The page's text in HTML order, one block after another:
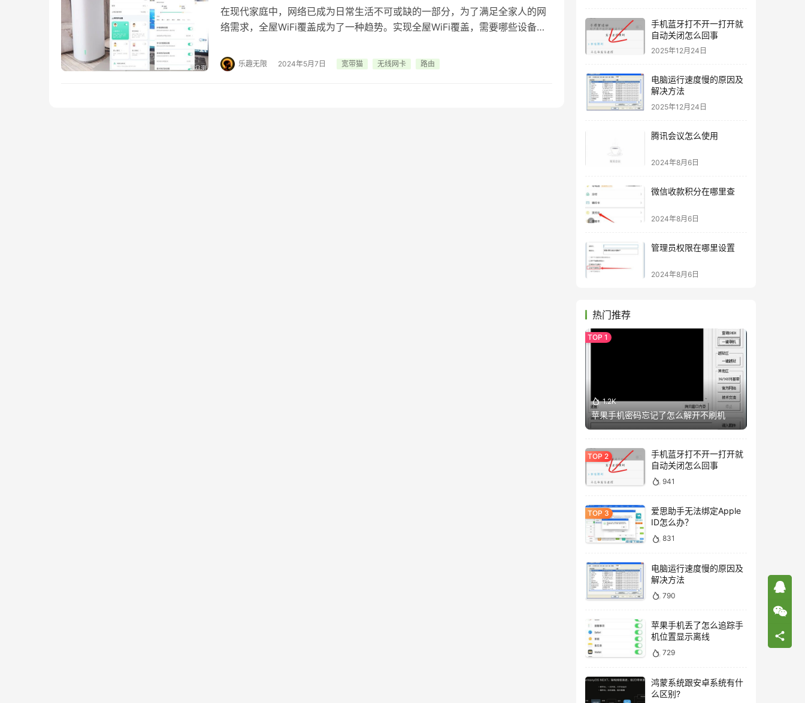
在现代家庭中，网络已成为日常生活不可或缺的一部分，为了满足全家人的网
络需求，全屋WiFi覆盖成为了一种趋势。实现全屋WiFi覆盖，需要哪些设备
乐趣无限 2024年5月7日 宽带猫 无线网卡 路由
手机蓝牙打不开一打开就
自动关闭怎么回事
2025年12月24日
电脑运行速度慢的原因及
解决方法
2025年12月24日
腾讯会议怎么使用
2024年8月6日
微信收款积分在哪里查
2024年8月6日
管理员权限在哪里设置
2024年8月6日
热门推荐
1.2K
苹果手机密码忘记了怎么解开不刷机
手机蓝牙打不开一打开就
自动关闭怎么回事
941
爱思助手无法绑定Apple
ID怎么办？
831
电脑运行速度慢的原因及
解决方法
790
苹果手机丢了怎么追踪手
机位置显示离线
729
鸿蒙系统跟安卓系统有什
么区别?